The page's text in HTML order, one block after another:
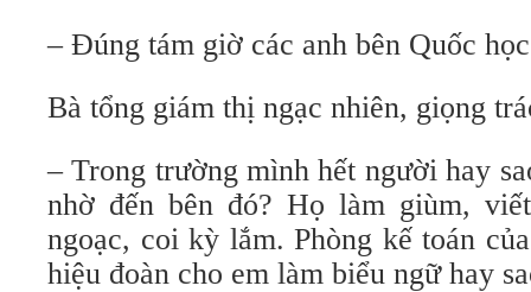
– Đúng tám giờ các anh bên Quốc
Bà tổng giám thị ngạc nhiên, giọng
– Trong trường mình hết người hay
nhờ đến bên đó? Họ làm giùm,
ngoạc, coi kỳ lắm. Phòng kế toán
hiệu đoàn cho em làm biểu ngữ hay